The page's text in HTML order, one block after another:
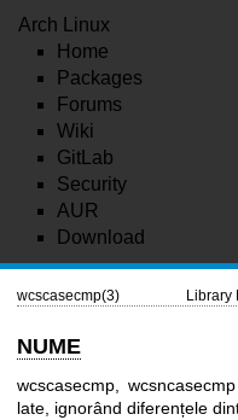
Arch Linux
Home
Packages
Forums
Wiki
GitLab
Security
AUR
Download
wcscasecmp(3) Library
NUME
wcscasecmp,
late, ignorând diferențele